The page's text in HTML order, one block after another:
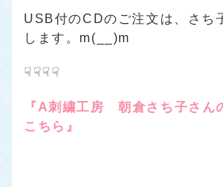
USB付のCDのご注文は、さち
します。m(__)m
☟☟☟☟
『A刺繍工房 朝倉さち子さん
こちら』